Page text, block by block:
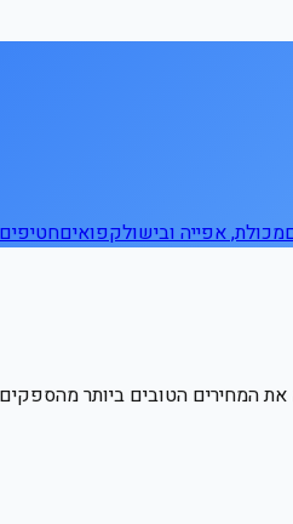
מכולת, אפייה ובישולקפואים
המחירים הטובים ביותר